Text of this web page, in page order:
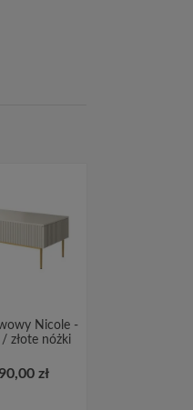
Nicole -
/ złote nóżki
zł